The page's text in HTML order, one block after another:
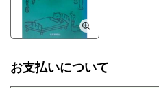
お支払いについて